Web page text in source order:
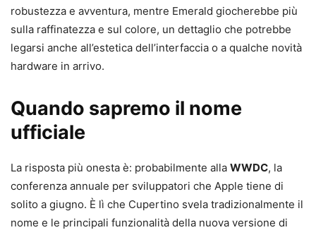
robustezza e avventura, mentre Emerald giocherebbe più
sulla raffinatezza e sul colore, un dettaglio che potrebbe
legarsi anche all’estetica dell’interfaccia o a qualche novità
hardware in arrivo.
Quando sapremo il nome
ufficiale
La risposta più onesta è: probabilmente alla WWDC, la
conferenza annuale per sviluppatori che Apple tiene di
solito a giugno. È lì che Cupertino svela tradizionalmente il
nome e le principali funzionalità della nuova versione di